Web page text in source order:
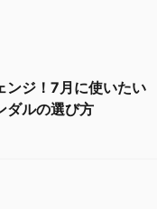
ンジ！7月に使いたい
ダルの選び方